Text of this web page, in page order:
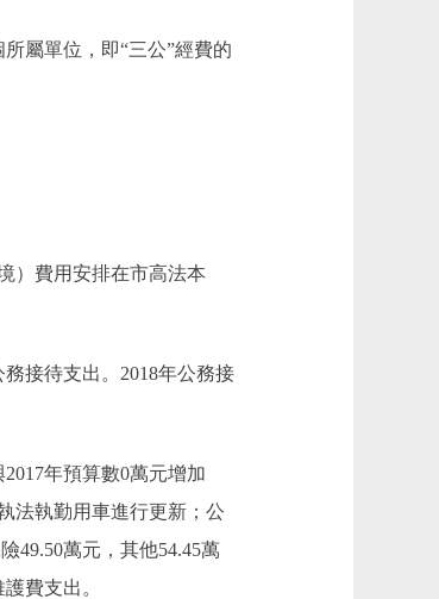
屬單位，即“三公”經費的
）費用安排在市高法本
接待支出。2018年公務接
年預算數0萬元增加
法執勤用車進行更新；公
49.50萬元，其他54.45萬
費支出。